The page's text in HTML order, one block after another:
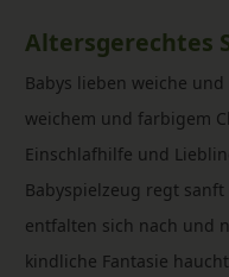
Altersgerechtes
Babys lieben weiche
weichem und farbigem
Einschlafhilfe und
Babyspielzeug regt
entfalten sich nach und
kindliche Fantasie